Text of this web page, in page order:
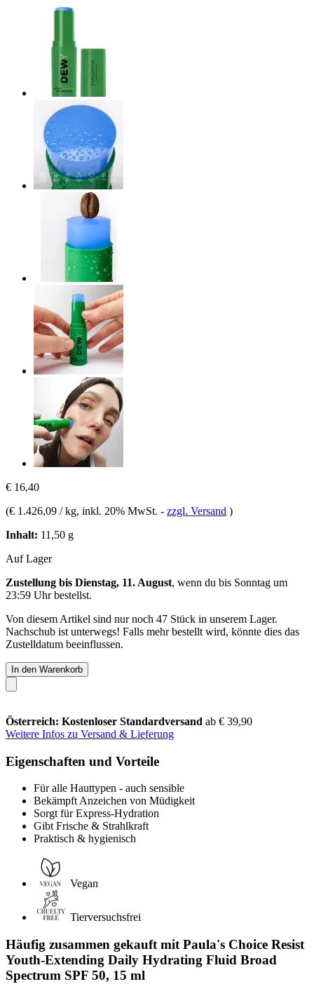
€ 16,40
(€ 1.426,09 / kg, inkl. 20% MwSt. - zzgl. Versand )
Inhalt: 11,50 g
Auf Lager
Zustellung bis Dienstag, 11. August, wenn du bis Sonntag um
23:59 Uhrbestellst.
Von diesem Artikel sind nur noch 47 Stück in unserem Lager.
Nachschub ist unterwegs! Falls mehr bestellt wird, könnte dies das
Zustelldatum beeinflussen.
In den Warenkorb
Österreich: Kostenloser Standardversand ab € 39,90
Weitere Infos zu Versand & Lieferung
Eigenschaften und Vorteile
Für alle Hauttypen - auch sensible
Bekämpft Anzeichen von Müdigkeit
Sorgt für Express-Hydration
Gibt Frische & Strahlkraft
Praktisch & hygienisch
Vegan
Tierversuchsfrei
Häufig zusammen gekauft mit Paula's Choice Resist
Youth-Extending Daily Hydrating Fluid Broad
Spectrum SPF 50, 15 ml